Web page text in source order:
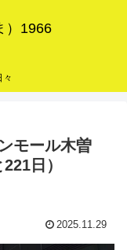
）1966
々
モール木曽
日）
2025.11.29